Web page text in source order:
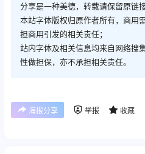
分享是一种美德，转载请保留原链
本站字体版权归原作者所有，商用
担商用引发的相关责任；
站内字体及相关信息均来自网络搜
性做担保，亦不承担相关责任。
海报分享 举报 收藏